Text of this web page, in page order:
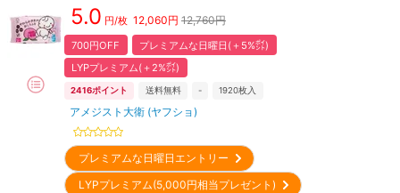
5.0 円/枚 12,060円 12,760円
700円OFF
プレミアムな日曜日(＋5%㌽)
LYPプレミアム(＋2%㌽)
2416ポイント 送料無料 - 1920枚入
アメジスト大衛 (ヤフショ)
プレミアムな日曜日エントリー
LYPプレミアム(5,000円相当プレゼント)